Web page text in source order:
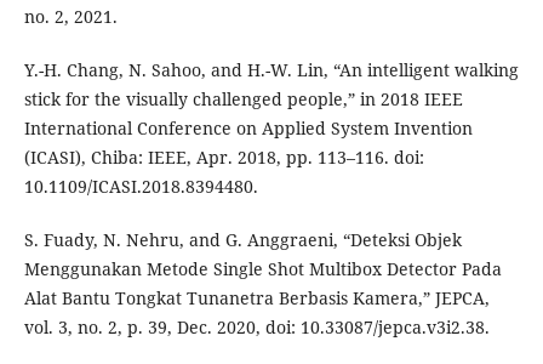
no. 2, 2021.
Y.-H. Chang, N. Sahoo, and H.-W. Lin, “An intelligent walking
stick for the visually challenged people,” in 2018 IEEE
International Conference on Applied System Invention
(ICASI), Chiba: IEEE, Apr. 2018, pp. 113–116. doi:
10.1109/ICASI.2018.8394480.
S. Fuady, N. Nehru, and G. Anggraeni, “Deteksi Objek
Menggunakan Metode Single Shot Multibox Detector Pada
Alat Bantu Tongkat Tunanetra Berbasis Kamera,” JEPCA,
vol. 3, no. 2, p. 39, Dec. 2020, doi: 10.33087/jepca.v3i2.38.